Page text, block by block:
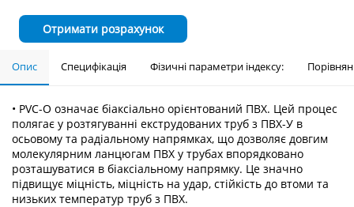
Отримати розрахунок
Опис Специфікація Фізичні параметри індексу:
• PVC-O означає біаксіально орієнтований ПВХ. Цей процес
полягає у розтягуванні екструдованих труб з ПВХ-У в
осьовому та радіальному напрямках, що дозволяє довгим
молекулярним ланцюгам ПВХ у трубах впорядковано
розташуватися в біаксіальному напрямку. Це значно
підвищує міцність, міцність на удар, стійкість до втоми та
низьких температур труб з ПВХ.